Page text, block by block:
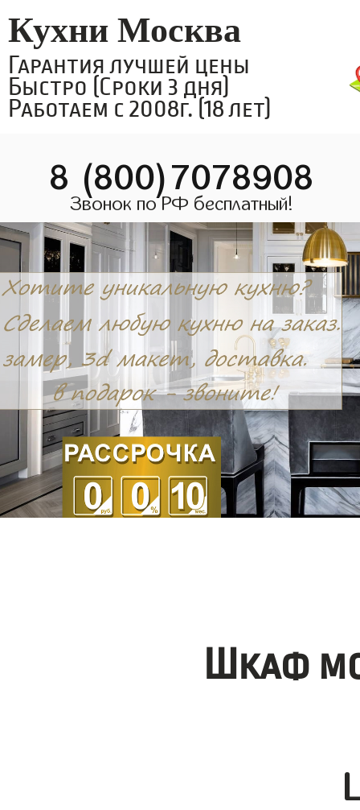
Кухни Москва
Гарантия лучшей цены
Быстро (Сроки 3 дня)
Работаем с 2008г. (18 лет)
8 (800)7078908
Звонок по РФ бесплатный!
Шкаф